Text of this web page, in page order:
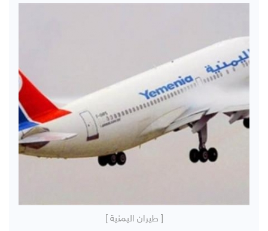
[ طيران اليمنية ]